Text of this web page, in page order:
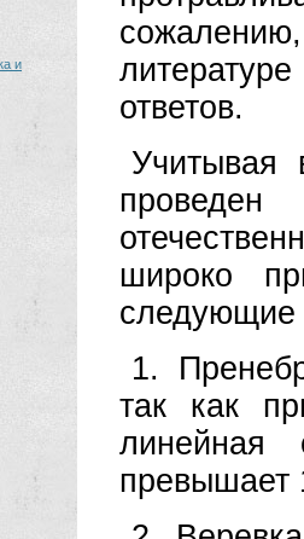
и
ответов.
Учитывая
широко
1.
так как
линейная
превышает